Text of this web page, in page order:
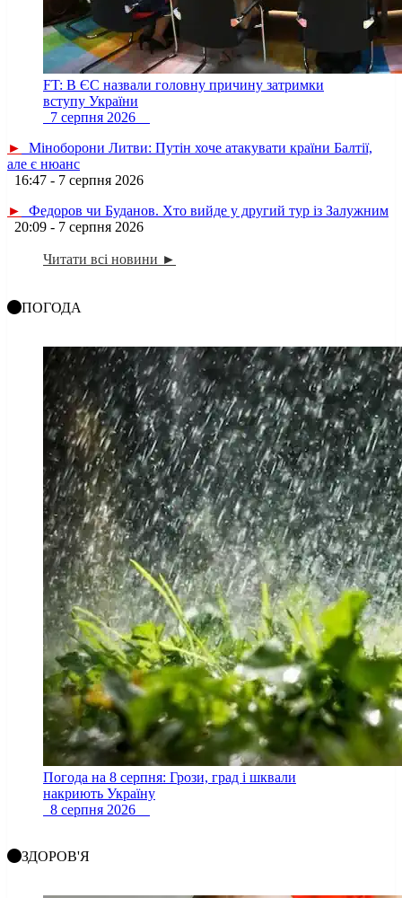
FT: В ЄС назвали головну причину затримки
вступу України
7 серпня 2026
►
Міноборони Литви: Путін хоче атакувати країни Балтії,
але є нюанс
16:47 - 7 серпня 2026
►
Федоров чи Буданов. Хто вийде у другий тур із Залужним
20:09 - 7 серпня 2026
Читати всі новини ►
ПОГОДА
Погода на 8 серпня: Грози, град і шквали
накриють Україну
8 серпня 2026
ЗДОРОВ'Я